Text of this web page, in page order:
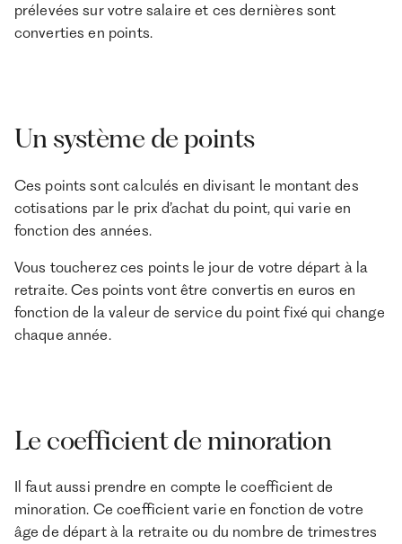
prélevées sur votre salaire et ces dernières sont
converties en points.
Un système de points
Ces points sont calculés en divisant le montant des
cotisations par le prix d’achat du point, qui varie en
fonction des années.
Vous toucherez ces points le jour de votre départ à la
retraite. Ces points vont être convertis en euros en
fonction de la valeur de service du point fixé qui change
chaque année.
Le coefficient de minoration
Il faut aussi prendre en compte le coefficient de
minoration. Ce coefficient varie en fonction de votre
âge de départ à la retraite ou du nombre de trimestres